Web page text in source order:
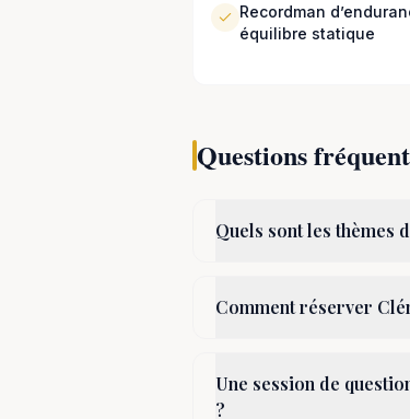
Recordman
équilibre statique
Questions
Quels sont les thèmes
Comment réserver
Une session de
?